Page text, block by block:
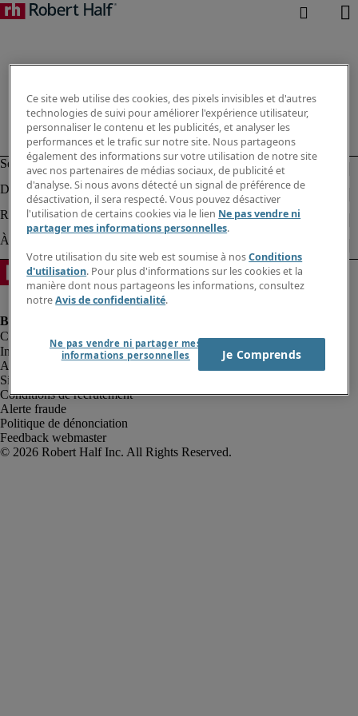
Informations sur la société
Avis de confidentialité
Site web et cookies
Conditions de recrutement
Alerte fraude
Politique de dénonciation
Feedback webmaster
Ce site web utilise des cookies, des pixels invisibles et d'autres
technologies de suivi pour améliorer l'expérience utilisateur,
personnaliser le contenu et les publicités, et analyser les
performances et le trafic sur notre site. Nous partageons
également des informations sur votre utilisation de notre site
avec nos partenaires de médias sociaux, de publicité et
d'analyse. Si nous avons détecté un signal de préférence de
désactivation, il sera respecté. Vous pouvez désactiver
l'utilisation de certains cookies via le lien Ne pas vendre ni
partager mes informations personnelles.
Votre utilisation du site web est soumise à nosConditions
d'utilisation. Pour plus d'informations sur les cookies et la
manière dont nous partageons les informations, consultez
notreAvis de confidentialité.
Ne pas vendre ni partager mes
informations personnelles
Je Comprends